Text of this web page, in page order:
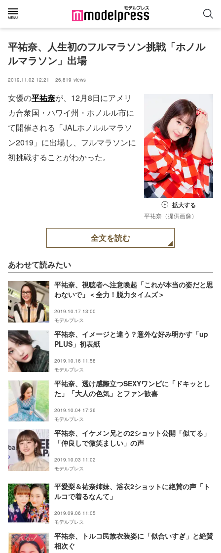
平祐奈、人生初のフルマラソン挑戦「ホノル
ルマラソン」出場
2019.11.02 12:21 26,819 views
拡大する
平祐奈（提供画像）
女優の平祐奈が、12月8日にアメリ
カ合衆国・ハワイ州・ホノルル市に
て開催される「JALホノルルマラソ
ン2019」に出場し、フルマラソンに
初挑戦することがわかった。
全文を読む
あわせて読みたい
平祐奈、視聴者へ注意喚起「これが本当の姿だと思
わないで」＜全力！脱力タイムズ＞
2019.10.17 13:00
モデルプレス
平祐奈、イメージと違う？意外な好み明かす「up
PLUS」初表紙
2019.10.16 11:58
モデルプレス
平祐奈、透け感際立つSEXYワンピに「ドキッとし
た」「大人の色気」とファン歓喜
2019.10.04 17:36
モデルプレス
平祐奈、イケメン兄との2ショット公開「似てる」
「仲良しで微笑ましい」の声
2019.10.03 11:02
モデルプレス
平愛梨＆祐奈姉妹、浴衣2ショットに絶賛の声「ト
ルコで着るなんて」
2019.09.06 11:05
モデルプレス
平祐奈、トルコ民族衣装姿に「似合いすぎ」と絶賛
相次ぐ